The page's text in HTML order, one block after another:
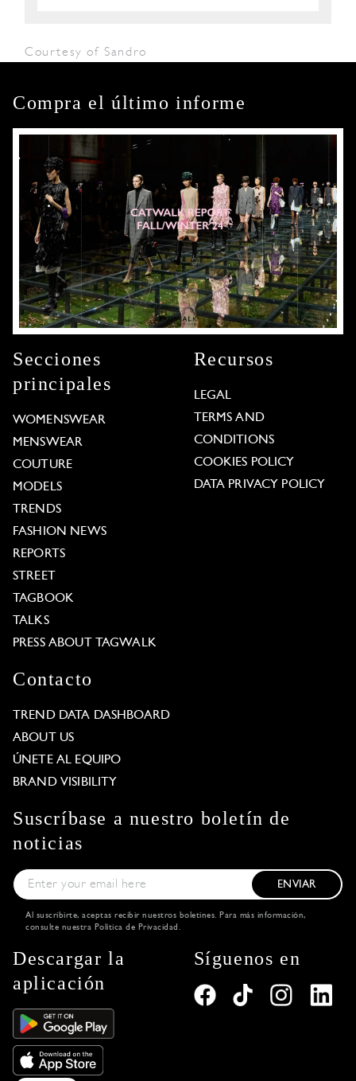
Courtesy of Sandro
Compra el último informe
Secciones
principales
WOMENSWEAR
MENSWEAR
COUTURE
MODELS
TRENDS
FASHION NEWS
REPORTS
STREET
TAGBOOK
TALKS
PRESS ABOUT TAGWALK
Recursos
LEGAL
TERMS AND
CONDITIONS
COOKIES POLICY
DATA PRIVACY POLICY
Contacto
TREND DATA DASHBOARD
ABOUT US
ÚNETE AL EQUIPO
BRAND VISIBILITY
Suscríbase a nuestro boletín de
noticias
ENVIAR
Al suscribirte, aceptas recibir nuestros boletines. Para más información,
consulte nuestra Política de Privacidad.
Descargar la
aplicación
Síguenos en